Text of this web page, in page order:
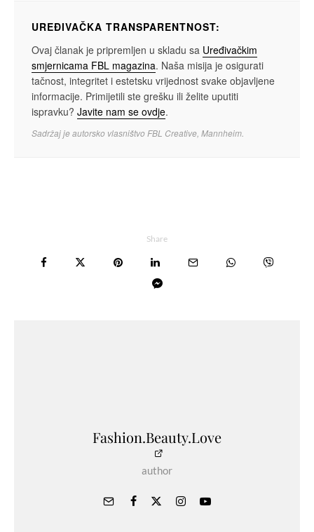
UREĐIVAČKA TRANSPARENTNOST:
Ovaj članak je pripremljen u skladu sa Uređivačkim
smjernicama FBL magazina. Naša misija je osigurati
tačnost, integritet i estetsku vrijednost svake objavljene
informacije. Primijetili ste grešku ili želite uputiti
ispravku? Javite nam se ovdje.
Sadržaj je autorsko vlasništvo FBL Creative, Mannheim.
Share
Fashion.Beauty.Love
author